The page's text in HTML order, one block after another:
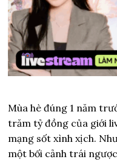
Mùa hè đúng 1 năm
trăm tỷ đồng của giới
mạng sốt xình xịch.
một bối cảnh trái